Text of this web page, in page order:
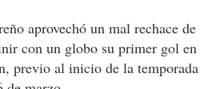
aprovechó un mal rechace de
con un globo su primer gol en
previo al inicio de la temporada